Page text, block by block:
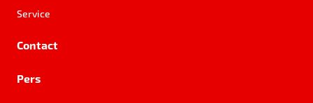
Service
Contact
Pers